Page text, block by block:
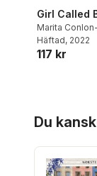
Girl Called
Marita
Häftad, 2022
117 kr
Du